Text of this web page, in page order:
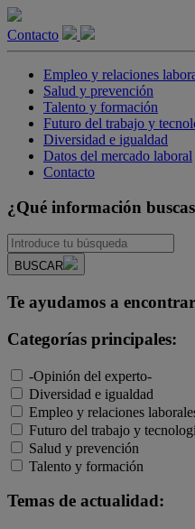
Contacto
Empleo y relaciones
Salud y prevención
Talento y formación
Futuro del trabajo y
Diversidad e igualdad
Datos del mercado laboral
Contacto
¿Qué información
BUSCAR
Te ayudamos a
Categorías principales:
-Opinión del experto-
Diversidad e igualdad
Empleo y relaciones
Futuro del trabajo y
Salud y prevención
Talento y formación
Temas de actualidad: